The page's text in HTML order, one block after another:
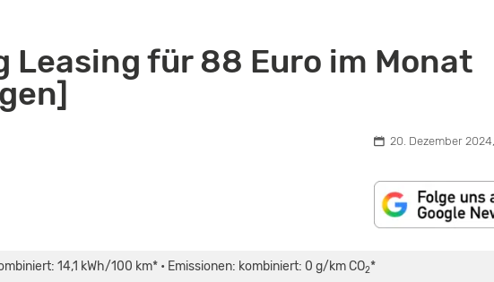
Leasing für 88 Euro im Monat
20. Dezember
14,1 kWh/100 km* • Emissionen: kombiniert: 0 g/km CO2*